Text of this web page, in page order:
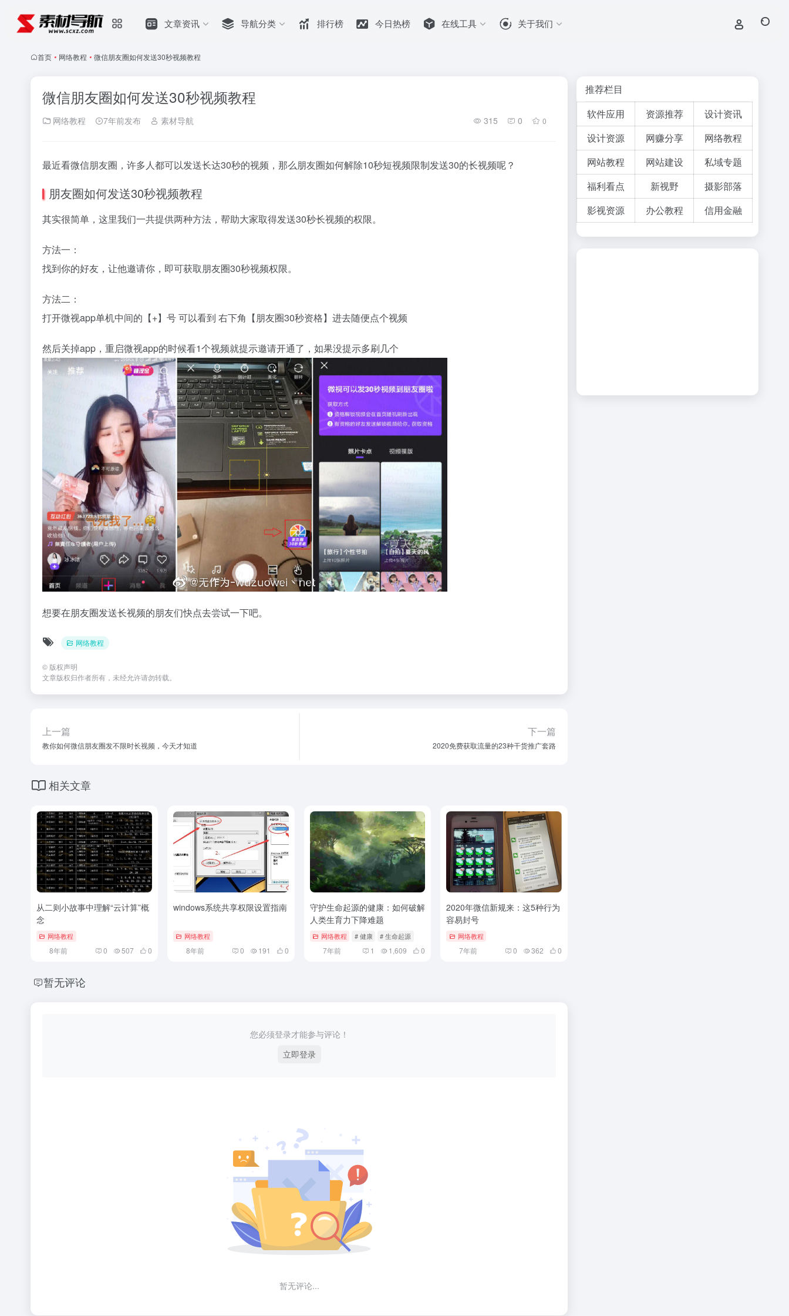
文章资讯 导航分类 排行榜 今日热榜 在线工具 关于我们
首页 • 网络教程 • 微信朋友圈如何发送30秒视频教程
微信朋友圈如何发送30秒视频教程
网络教程 7年前发布 素材导航 315 0 0
最近看微信朋友圈，许多人都可以发送长达30秒的视频，那么朋友圈如何解除10秒短视频限制发送30的长视频呢？
朋友圈如何发送30秒视频教程
其实很简单，这里我们一共提供两种方法，帮助大家取得发送30秒长视频的权限。
方法一：
找到你的好友，让他邀请你，即可获取朋友圈30秒视频权限。
方法二：
打开微视app单机中间的【+】号 可以看到 右下角【朋友圈30秒资格】进去随便点个视频
然后关掉app，重启微视app的时候看1个视频就提示邀请开通了，如果没提示多刷几个
想要在朋友圈发送长视频的朋友们快点去尝试一下吧。
网络教程
© 版权声明
文章版权归作者所有，未经允许请勿转载。
上一篇
教你如何微信朋友圈发不限时长视频，今天才知道
下一篇
2020免费获取流量的23种干货推广套路
相关文章
从二则小故事中理解“云计算”概
念
网络教程
8年前 0 507 0
windows系统共享权限设置指南
网络教程
8年前 0 191 0
守护生命起源的健康：如何破解
人类生育力下降难题
网络教程 # 健康 # 生命起源
7年前 1 1,609 0
2020年微信新规来：这5种行为
容易封号
网络教程
7年前 0 362 0
暂无评论
您必须登录才能参与评论！
立即登录
暂无评论...
推荐栏目
软件应用 资源推荐 设计资讯
设计资源
网赚分享
网络教程
网站教程
网站建设
私域专题
福利看点
新视野
摄影部落
影视资源
办公教程 信用金融